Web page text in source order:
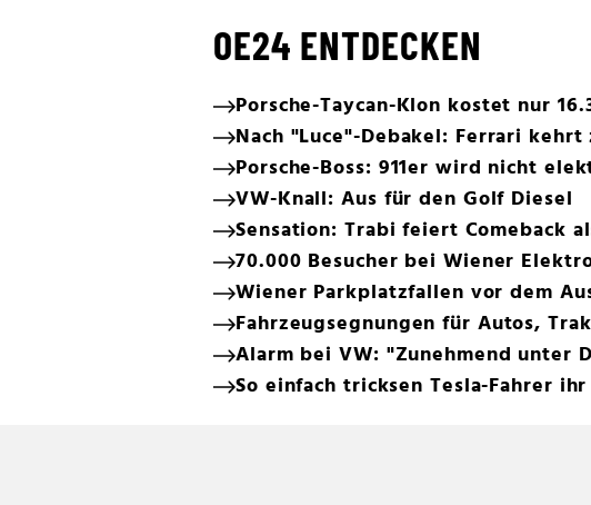
OE24 ENTDECKEN
Porsche-Taycan-Klon kostet nur
Nach "Luce"-Debakel: Ferrari
Porsche-Boss: 911er wird nicht
VW-Knall: Aus für den Golf Diesel
Sensation: Trabi feiert Comeback
70.000 Besucher bei Wiener
Wiener Parkplatzfallen vor dem
Fahrzeugsegnungen für Autos,
Alarm bei VW: "Zunehmend unter
So einfach tricksen Tesla-Fahrer